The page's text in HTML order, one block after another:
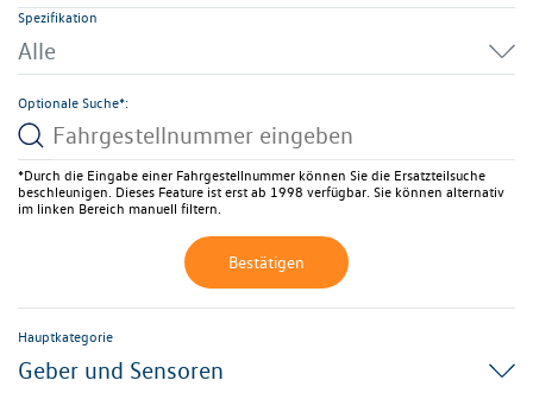
Spezifikation
Alle
Optionale Suche*:
*Durch die Eingabe einer Fahrgestellnummer können Sie die Ersatzteilsuche
beschleunigen. Dieses Feature ist erst ab 1998 verfügbar. Sie können alternativ
im linken Bereich manuell filtern.
Bestätigen
Hauptkategorie
Geber und Sensoren